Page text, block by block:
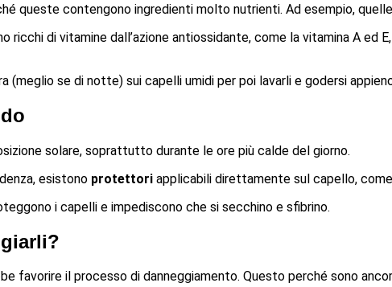
queste contengono ingredienti molto nutrienti. Ad esempio,
ricchi di vitamine dall’azione antiossidante, come la vitamina A ed
(meglio se di notte) sui capelli umidi per poi lavarli e godersi
solare, soprattutto durante le ore più calde del giorno.
esistono protettori applicabili direttamente sul capello,
i capelli e impediscono che si secchino e sfibrino.
favorire il processo di danneggiamento. Questo perché sono